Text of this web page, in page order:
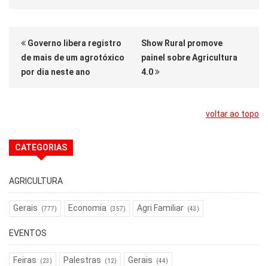
Governo libera registro
de mais de um agrotóxico
por dia neste ano
Show Rural promove
painel sobre Agricultura
4.0
voltar ao topo
CATEGORIAS
AGRICULTURA
Gerais (777) Economia (357) Agri Familiar (43)
EVENTOS
Feiras (23) Palestras (12) Gerais (44)